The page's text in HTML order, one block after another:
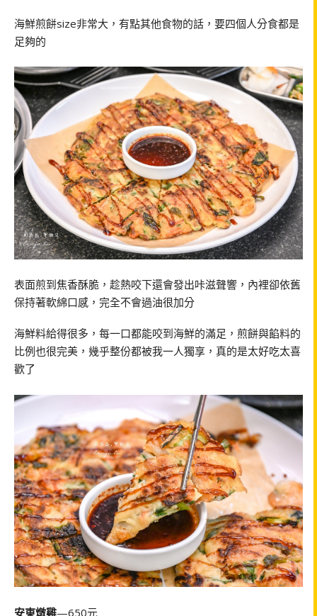
海鮮煎餅size非常大，有點其他食物的話，要四個人分食都是
足夠的
表面煎到焦香酥脆，趁熱咬下還會發出咔滋聲響，內裡卻依舊
保持著軟綿口感，完全不會過油很加分
海鮮料給得很多，每一口都能咬到海鮮的滿足，煎餅與餡料的
比例也很完美，幾乎整份都被我一人獨享，真的是太好吃太喜
歡了
安東燉雞—650元